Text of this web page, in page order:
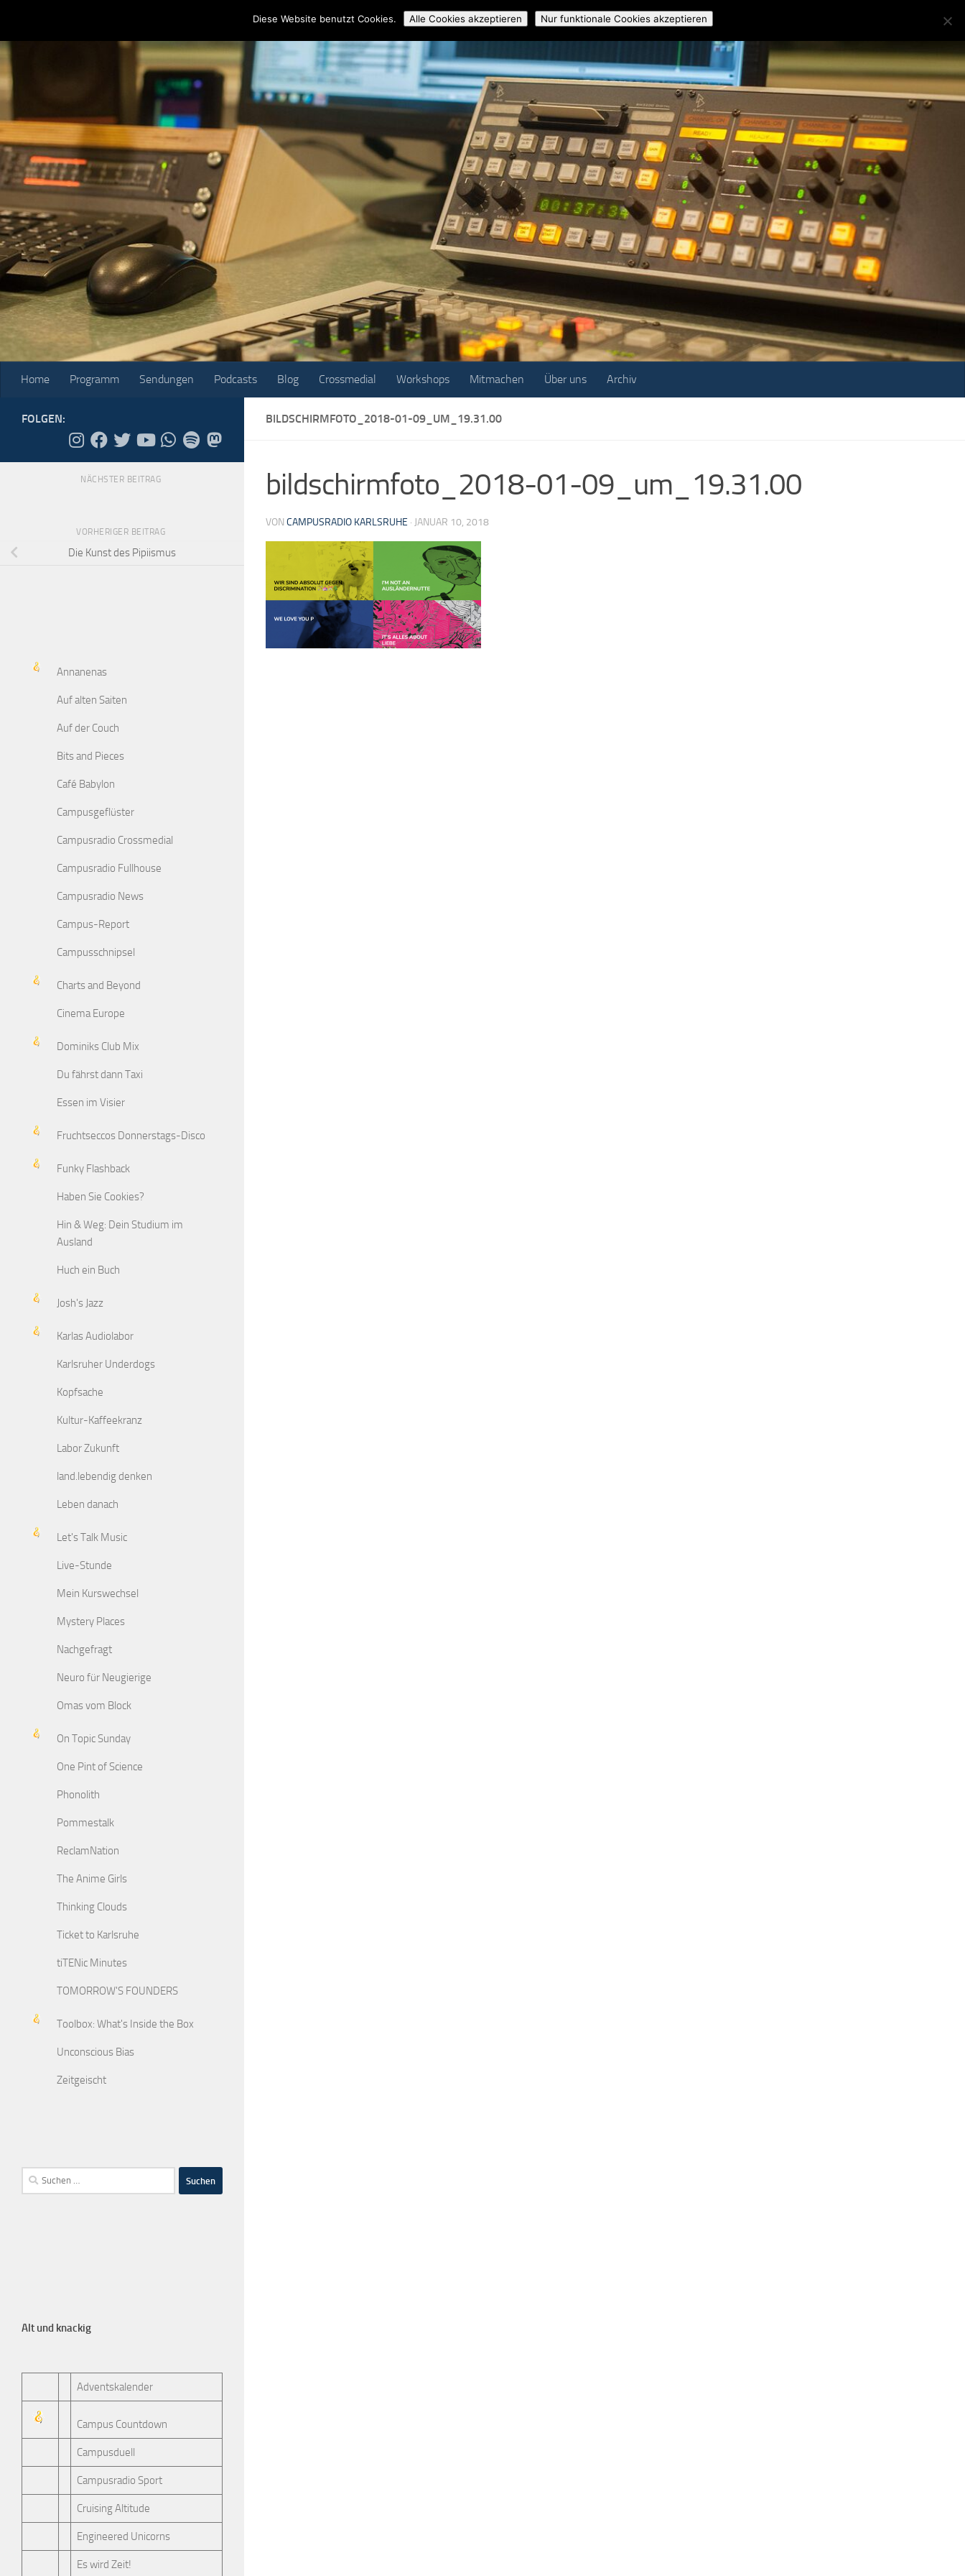
Blog Crossmedial Workshops Mitmachen Über uns Archiv
Home Programm Sendungen Podcasts Blog Crossmedial Workshops Mitmachen Über uns Archiv
BILDSCHIRMFOTO_2018-01-09_UM_19.31.00
bildschirmfoto_2018-01-09_um_19.31.00
VON CAMPUSRADIO KARLSRUHE · JANUAR 10, 2018
FOLGEN:
NÄCHSTER BEITRAG
VORHERIGER BEITRAG
Die Kunst des Pipiismus
Annanenas
Auf alten Saiten
Auf der Couch
Bits and Pieces
Café Babylon
Campusgeflüster
Campusradio Crossmedial
Campusradio Fullhouse
Campusradio News
Campus-Report
Campusschnipsel
Charts and Beyond
Cinema Europe
Dominiks Club Mix
Du fährst dann Taxi
Essen im Visier
Fruchtseccos Donnerstags-Disco
Funky Flashback
Haben Sie Cookies?
Hin & Weg: Dein Studium im
Ausland
Huch ein Buch
Josh's Jazz
Karlas Audiolabor
Karlsruher Underdogs
Kopfsache
Kultur-Kaffeekranz
Labor Zukunft
land.lebendig denken
Leben danach
Let's Talk Music
Live-Stunde
Mein Kurswechsel
Mystery Places
Nachgefragt
Neuro für Neugierige
Omas vom Block
On Topic Sunday
One Pint of Science
Phonolith
Pommestalk
ReclamNation
The Anime Girls
Thinking Clouds
Ticket to Karlsruhe
tiTENic Minutes
TOMORROW'S FOUNDERS
Toolbox: What's Inside the Box
Unconscious Bias
Zeitgeischt
Alt und knackig
Adventskalender
Campus Countdown
Campusduell
Campusradio Sport
Cruising Altitude
Engineered Unicorns
Es wird Zeit!
Diese Website benutzt Cookies. Alle Cookies akzeptieren Nur funktionale Cookies akzeptieren